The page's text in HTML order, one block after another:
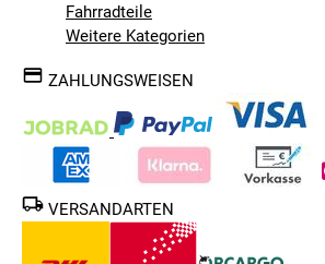
Fahrradteile
Weitere Kategorien
ZAHLUNGSWEISEN
VERSANDARTEN